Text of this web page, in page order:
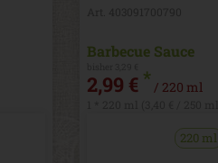
Barbecue Sauce
2,99 € * / 220 ml
220 ml